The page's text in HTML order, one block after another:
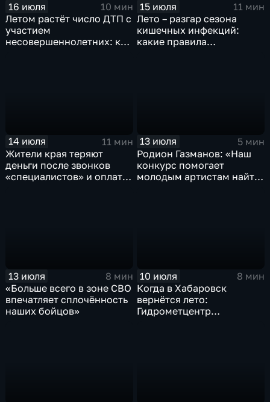
16 июля
10 мин
Летом растёт число ДТП с
участием
несовершеннолетних: как
15 июля
11 мин
Лето – разгар сезона
кишечных инфекций:
какие правила
14 июля
11 мин
Жители края теряют
деньги после звонков
«специалистов» и оплаты
13 июля
5 мин
Родион Газманов: «Наш
конкурс помогает
молодым артистам найти
13 июля
8 мин
«Больше всего в зоне СВО
впечатляет сплочённость
наших бойцов»
10 июля
8 мин
Когда в Хабаровск
вернётся лето:
Гидрометцентр